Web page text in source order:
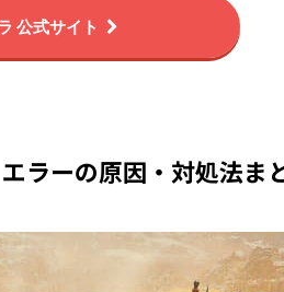
公式サイト
ラーの原因・対処法ま